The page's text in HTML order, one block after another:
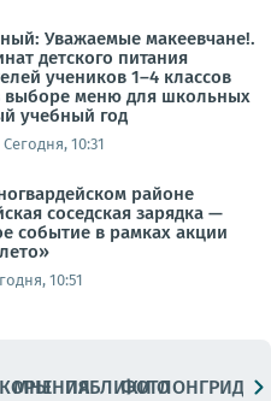
Уважаемые макеевчане!.
детского питания
учеников 1–4 классов
выборе меню для школьных
учебный год
Сегодня, 10:31
районе
соседская зарядка —
событие в рамках акции
10:51
МНЕНИЯПАБЛИКИ
ФОТОЛОНГРИДЫ